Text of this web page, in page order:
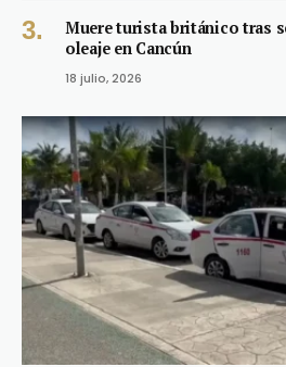
Muere turista británico tras
oleaje en Cancún
18 julio, 2026